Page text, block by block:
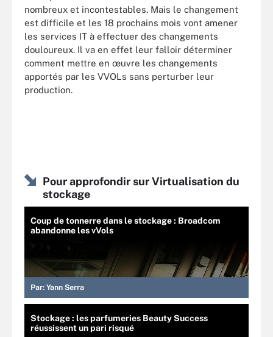
nombreux et incontestables. Mais le changement
est difficile et les 18 prochains mois vont amener
les services IT à effectuer des changements
douloureux. Il va en effet leur falloir déterminer
comment mettre en œuvre les changements
apportés par les VVOLs sans perturber leur
production.
Pour approfondir sur Virtualisation du
stockage
Coup de tonnerre dans le stockage : Broadcom
abandonne les vVols
Par: Yann Serra
Stockage : les parfumeries Beauty Success
réussissent un pari risqué